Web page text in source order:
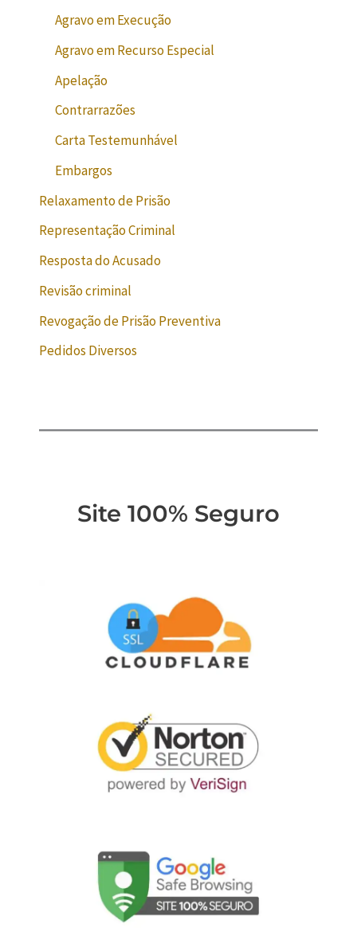
Agravo em Execução
Agravo em Recurso Especial
Apelação
Contrarrazões
Carta Testemunhável
Embargos
Relaxamento de Prisão
Representação Criminal
Resposta do Acusado
Revisão criminal
Revogação de Prisão Preventiva
Pedidos Diversos
Site 100% Seguro